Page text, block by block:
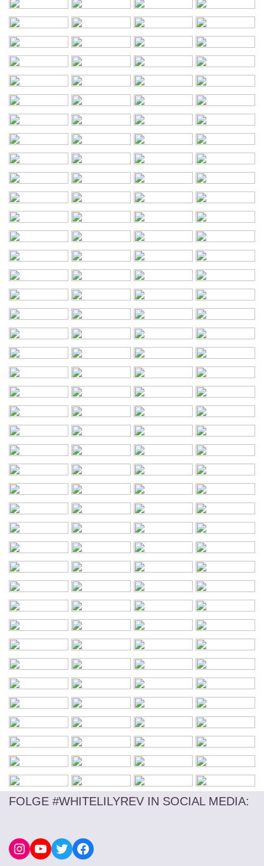
FOLGE #WHITELILYREV IN SOCIAL MEDIA: